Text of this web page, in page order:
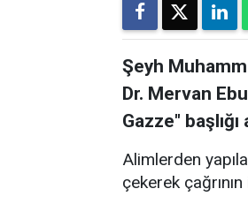
Şeyh
Dr. Mervan
Gazze"
Alimlerden
çekerek